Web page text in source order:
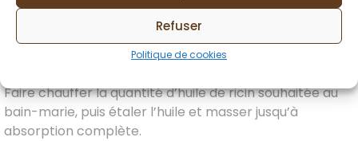
Refuser
Politique de cookies
EN HUILE DE MASSAGE
Faire chauffer la quantité d’huile de ricin souhaitée au
bain-marie, puis étaler l’huile et masser jusqu’à
absorption complète.